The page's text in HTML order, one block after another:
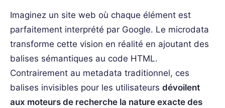
Imaginez un site web où chaque élément est
parfaitement interprété par Google. Le microdata
transforme cette vision en réalité en ajoutant des
balises sémantiques au code HTML.
Contrairement au metadata traditionnel, ces
balises invisibles pour les utilisateurs dévoilent
aux moteurs de recherche la nature exacte des